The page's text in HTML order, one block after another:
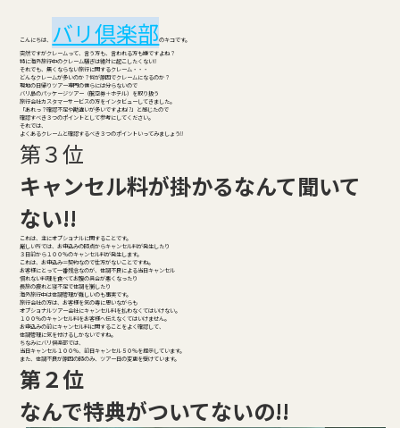
こんにちは、 バリ倶楽部のキコです。
突然ですがクレームって、言う方も、言われる方も嫌ですよね？
特に海外旅行中のクレーム騒ぎは絶対に起こしたくない!!
それでも、無くならない旅行に関するクレーム・・・
どんなクレームが多いのか？何が原因でクレームになるのか？
現地の日帰りツアー専門の僕らには分らないので
バリ島のパッケージツアー（航空券＋ホテル）を取り扱う
旅行会社カスタマーサービスの方をインタビューしてきました。
「あれっ？確認不足や勘違いが多いですよね!?」と感じたので
確認すべき３つのポイントとして参考にしてください。
それでは、
よくあるクレームと確認するべき３つのポイントいってみましょう!!
第３位
キャンセル料が掛かるなんて聞いて
ない!!
これは、主にオプショナルに関することです。
厳しい所では、お申込みの時点からキャンセル料が発生したり
３日前から１００％のキャンセル料が発生します。
これは、お申込み＝契約なので仕方がないことですね。
お客様にとって一番残念なのが、体調不良による当日キャンセル
慣れない料理を食べてお腹の具合が悪くなったり
長旅の疲れと寝不足で体調を崩したり
海外旅行中は体調管理が難しいのも事実です。
旅行会社の方は、お客様を気の毒に思いながらも
オプショナルツアー会社にキャンセル料を払わなくてはいけない。
１００％のキャンセル料をお客様へ伝えなくてはいけません。
お申込みの前にキャンセル料に関することをよく確認して、
体調管理に気を付けるしかないですね。
ちなみにバリ倶楽部では、
当日キャンセル１００％、前日キャンセル５０％を提示しています。
また、体調不良が原因の時のみ、ツアー日の変更を受けています。
第２位
なんで特典がついてないの!!